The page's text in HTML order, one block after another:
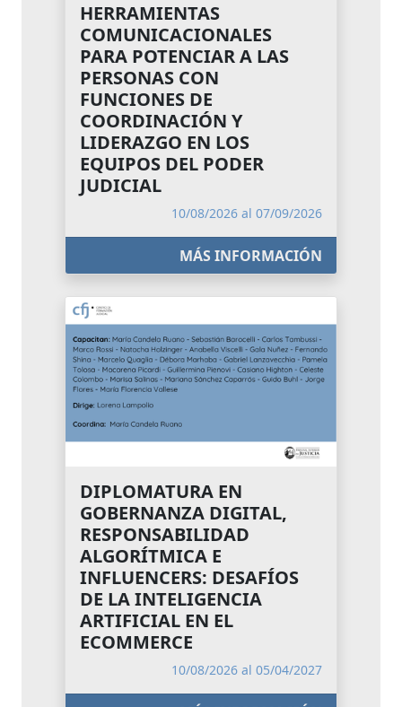
HERRAMIENTAS
COMUNICACIONALES
PARA POTENCIAR A LAS
PERSONAS CON
FUNCIONES DE
COORDINACIÓN Y
LIDERAZGO EN LOS
EQUIPOS DEL PODER
JUDICIAL
10/08/2026 al 07/09/2026
MÁS INFORMACIÓN
DIPLOMATURA EN
GOBERNANZA DIGITAL,
RESPONSABILIDAD
ALGORÍTMICA E
INFLUENCERS: DESAFÍOS
DE LA INTELIGENCIA
ARTIFICIAL EN EL
ECOMMERCE
10/08/2026 al 05/04/2027